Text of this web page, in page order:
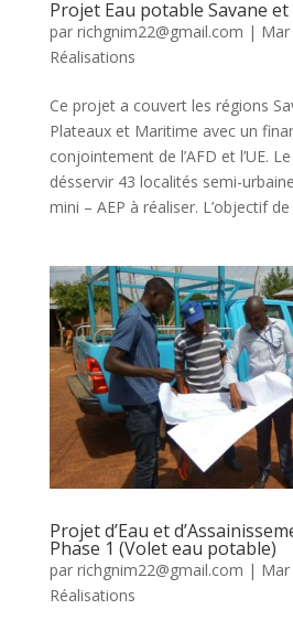
Projet Eau potable Savane et
par richgnim22@gmail.com | Mar
Réalisations
Ce projet a couvert les régions
Plateaux et Maritime avec un
conjointement de l’AFD et l’UE.
désservir 43 localités semi-
mini – AEP à réaliser. L’objectif
Projet d’Eau et
Phase 1 (Volet eau potable)
par richgnim22@gmail.com | Mar
Réalisations